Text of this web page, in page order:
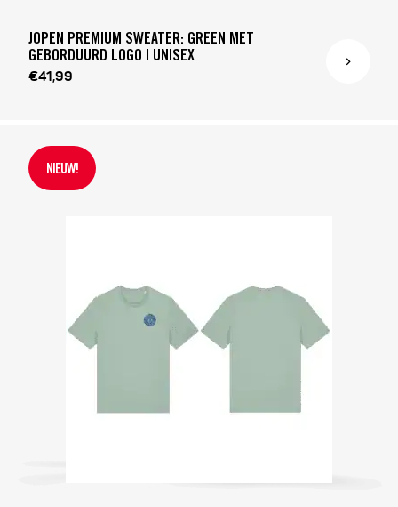
JOPEN PREMIUM SWEATER: GREEN MET
GEBORDUURD LOGO | UNISEX
€41,99
NIEUW!